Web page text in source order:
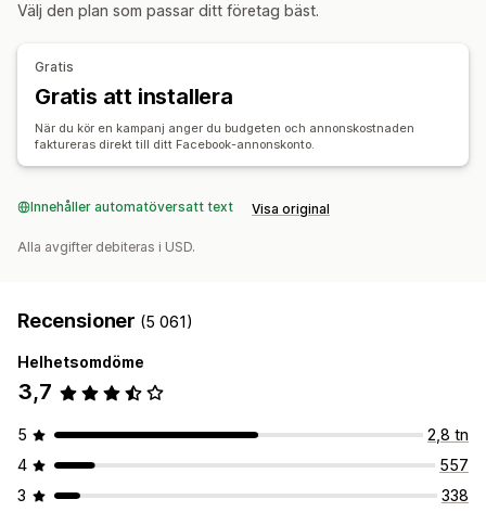
AI-optimering
AI-copywriting AI-bilder och videoklipp
Influerare och affiliates
Pixelhantering
A/B-testning Spårning av prestanda Annonskostnad
Mätvärden för engagemang
Välj den plan som passar ditt företag bäst.
Gratis
Gratis att installera
När du kör en kampanj anger du budgeten och annonskostnaden
faktureras direkt till ditt Facebook-annonskonto.
Innehåller automatöversatt text Visa original
Alla avgifter debiteras i USD.
Recensioner (5 061)
Helhetsomdöme
3,7
5
2,8 tn
4
557
3
338